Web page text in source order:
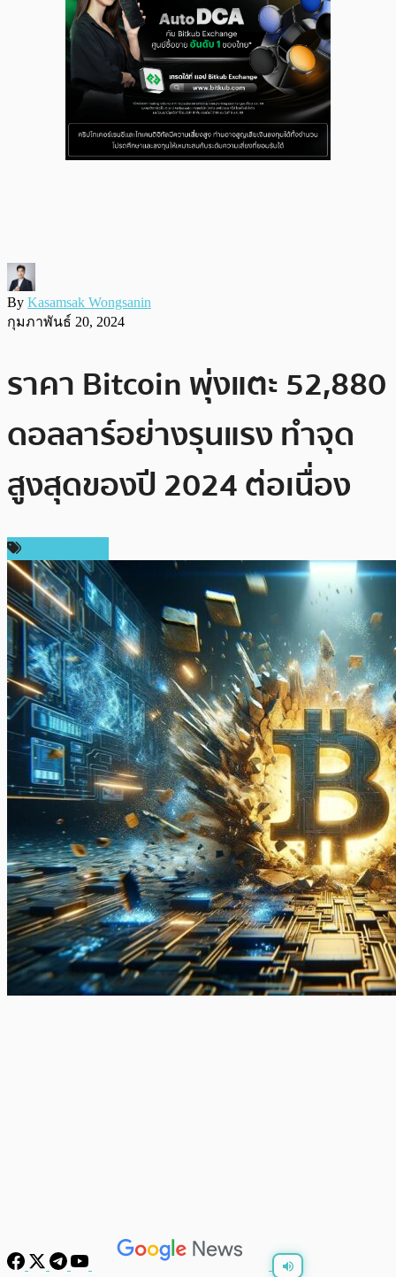
By Kasamsak Wongsanin
กุมภาพันธ์ 20, 2024
ราคา Bitcoin พุ่งแตะ 52,880
ดอลลาร์อย่างรุนแรง ทำจุด
สูงสุดของปี 2024 ต่อเนื่อง